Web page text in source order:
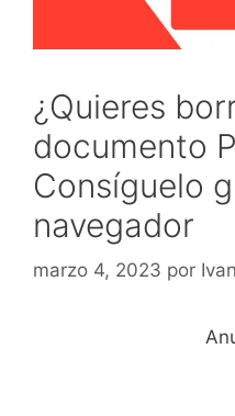
¿Quieres
documento
Consíguelo
navegador
marzo 4, 2023 por